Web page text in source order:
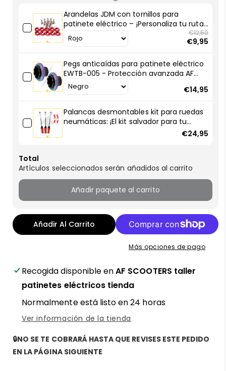
con
Gel:
¡Protección
para
tu
patin!
con
Gel:
¡Protección
total
para
tu
patin!
Arandelas JDM con tornillos para
patinete eléctrico – ¡Personaliza tu ruta
con estilo racing!
€12,50
€9,95
Pegs anticaídas para patinete eléctrico
EWTB-005 - Protección avanzada AF
SCOOTERS
€14,95
Palancas desmontables kit para ruedas
neumáticas: ¡El kit salvador para tu
€24,95
Total
Artículos seleccionados serán añadidos al carrito
Añadir paquete al carrito
Añadir Al Carrito
Más opciones de pago
Recogida disponible enAF SCOOTERS taller
patinetes eléctricos tienda
Normalmente está listo en 24 horas
Ver información de la tienda
🔒NO SE TE COBRARÁ HASTA QUE REVISES ESTE PEDIDO
EN LA PÁGINA SIGUIENTE